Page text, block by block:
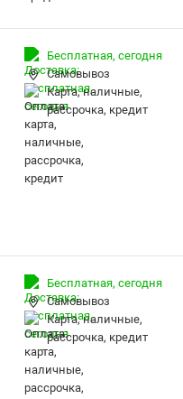
Бесплатная, сегодня
Самовывоз
карта, наличные,
рассрочка, кредит
Бесплатная, сегодня
Самовывоз
карта, наличные,
рассрочка, кредит